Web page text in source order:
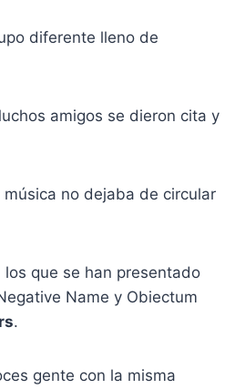
diferente lleno de
amigos se dieron cita y
no dejaba de circular
que se han presentado
Name y Obiectum
.
gente con la misma